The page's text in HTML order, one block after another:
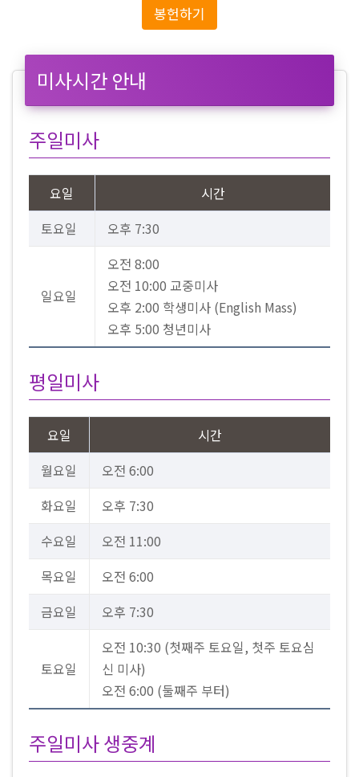
봉헌하기
미사시간 안내
주일미사
요일
시간
토요일
오후 7:30
일요일
오전 8:00
오전 10:00 교중미사
오후 2:00 학생미사 (English Mass)
오후 5:00 청년미사
평일미사
요일
시간
월요일
오전 6:00
화요일
오후 7:30
수요일
오전 11:00
목요일
오전 6:00
금요일
오후 7:30
토요일
오전 10:30 (첫째주 토요일, 첫주 토요심
신 미사)
오전 6:00 (둘째주 부터)
주일미사 생중계